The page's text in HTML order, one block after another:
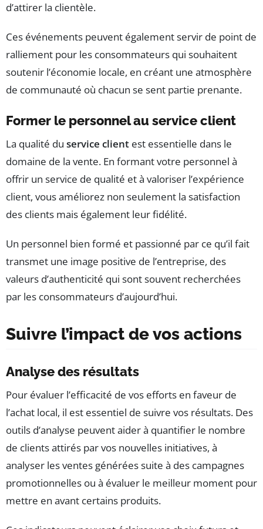
d’attirer la clientèle.
Ces événements peuvent également servir de point de
ralliement pour les consommateurs qui souhaitent
soutenir l’économie locale, en créant une atmosphère
de communauté où chacun se sent partie prenante.
Former le personnel au service client
La qualité du service client est essentielle dans le
domaine de la vente. En formant votre personnel à
offrir un service de qualité et à valoriser l’expérience
client, vous améliorez non seulement la satisfaction
des clients mais également leur fidélité.
Un personnel bien formé et passionné par ce qu’il fait
transmet une image positive de l’entreprise, des
valeurs d’authenticité qui sont souvent recherchées
par les consommateurs d’aujourd’hui.
Suivre l’impact de vos actions
Analyse des résultats
Pour évaluer l’efficacité de vos efforts en faveur de
l’achat local, il est essentiel de suivre vos résultats. Des
outils d’analyse peuvent aider à quantifier le nombre
de clients attirés par vos nouvelles initiatives, à
analyser les ventes générées suite à des campagnes
promotionnelles ou à évaluer le meilleur moment pour
mettre en avant certains produits.